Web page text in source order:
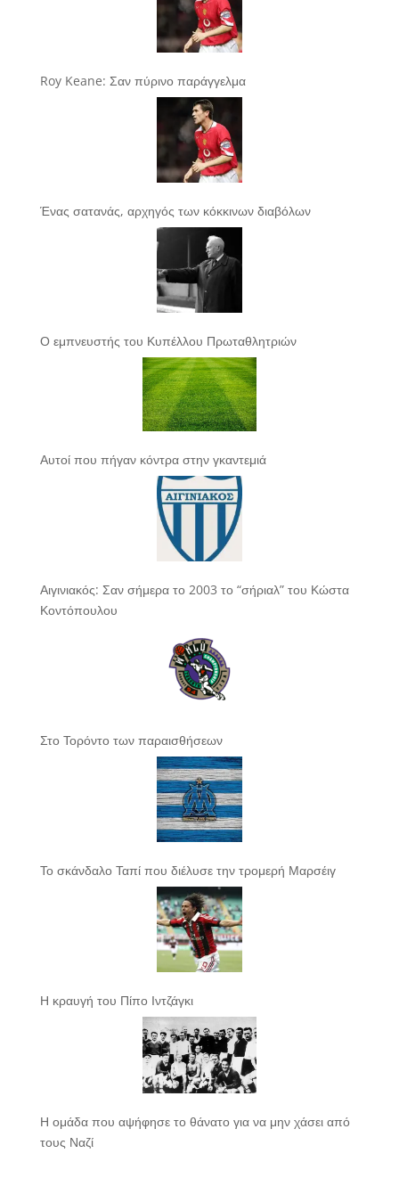
Roy Keane: Σαν πύρινο παράγγελμα
Ένας σατανάς, αρχηγός των κόκκινων διαβόλων
Ο εμπνευστής του Κυπέλλου Πρωταθλητριών
Αυτοί που πήγαν κόντρα στην γκαντεμιά
Αιγινιακός: Σαν σήμερα το 2003 το “σήριαλ” του Κώστα
Κοντόπουλου
Στο Τορόντο των παραισθήσεων
Το σκάνδαλο Ταπί που διέλυσε την τρομερή Μαρσέιγ
Η κραυγή του Πίπο Ιντζάγκι
Η ομάδα που αψήφησε το θάνατο για να μην χάσει από
τους Ναζί